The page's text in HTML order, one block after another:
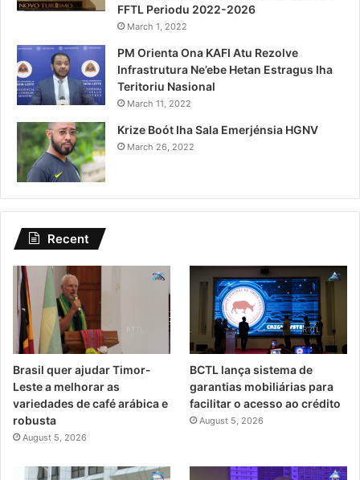
FFTL Periodu 2022-2026
March 1, 2022
PM Orienta Ona KAFI Atu Rezolve
Infrastrutura Ne’ebe Hetan Estragus Iha
Teritoriu Nasional
March 11, 2022
Krize Boót Iha Sala Emerjénsia HGNV
March 26, 2022
Recent
Brasil quer ajudar Timor-
Leste a melhorar as
variedades de café arábica e
robusta
August 5, 2026
BCTL lança sistema de
garantias mobiliárias para
facilitar o acesso ao crédito
August 5, 2026